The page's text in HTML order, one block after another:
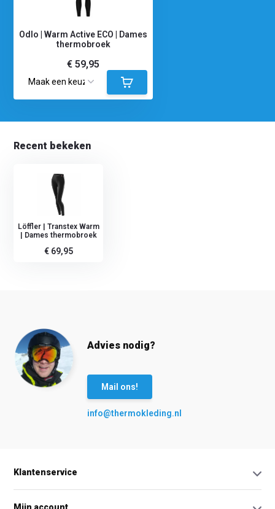
Odlo | Warm Active ECO | Dames
thermobroek
€ 59,95
Recent bekeken
Löffler | Transtex Warm
| Dames thermobroek
€ 69,95
Advies nodig?
Mail ons!
info@thermokleding.nl
Klantenservice
Mijn account